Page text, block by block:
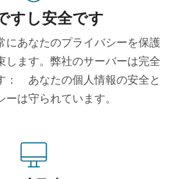
すし安全です
にあなたのプライバシーを保護
します。弊社のサーバーは完全
： あなたの個人情報の安全と
ーは守られています。